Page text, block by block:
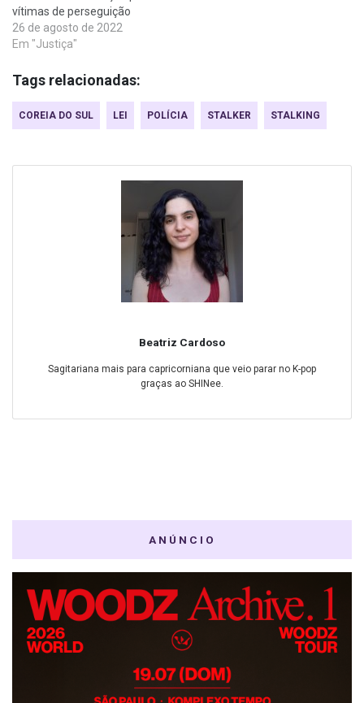
vítimas de perseguição
26 de agosto de 2022
Em "Justiça"
Tags relacionadas:
COREIA DO SUL LEI POLÍCIA STALKER STALKING
Beatriz Cardoso
Sagitariana mais para capricorniana que veio parar no K-pop
graças ao SHINee.
ANÚNCIO